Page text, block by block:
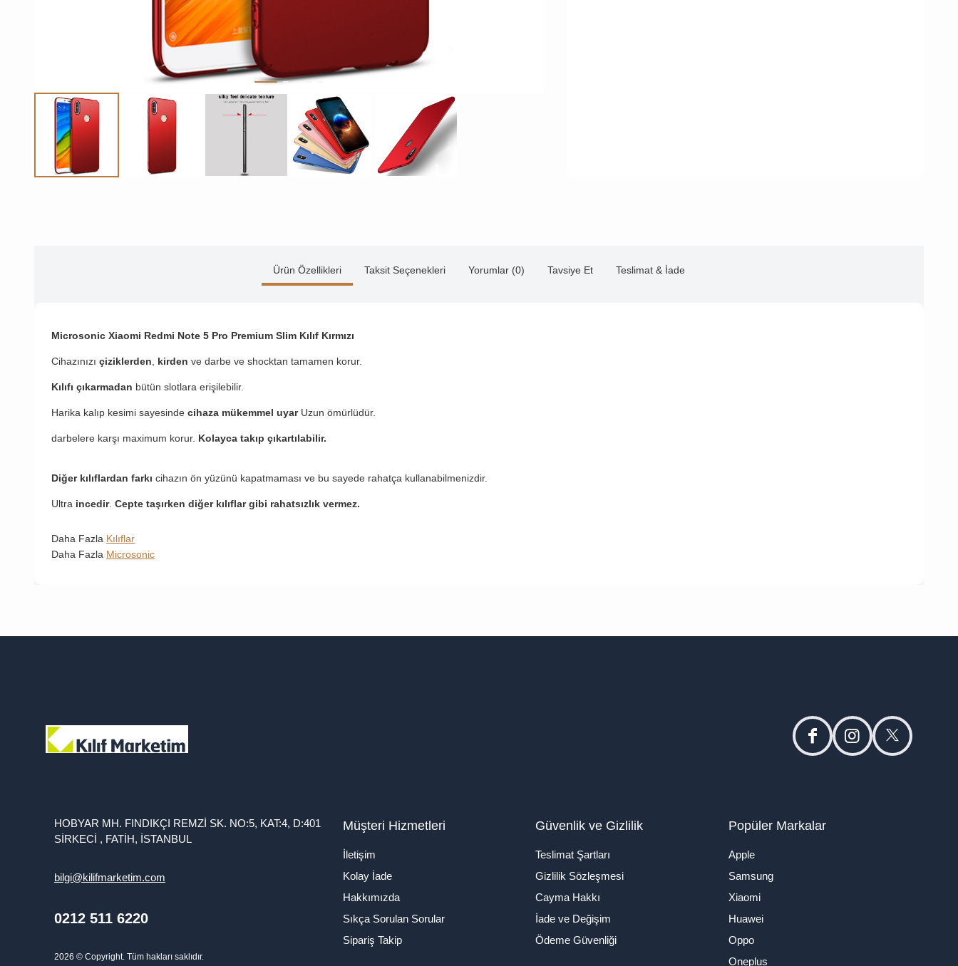
Ürün Özellikleri Taksit Seçenekleri Yorumlar (0) Tavsiye Et Teslimat & İade
Microsonic Xiaomi Redmi Note 5 Pro Premium Slim Kılıf Kırmızı
Cihazınızı çiziklerden kirden ve darbe ve shocktan tamamen korur.
Kılıfı çıkarmadan bütün slotlara erişilebilir.
Harika kalıp kesimi sayesinde cihaza mükemmel uyar Uzun ömürlüdür.
darbelere karşı maximum korur. Kolayca takıp çıkartılabilir.
Diğer kılıflardan farkı cihazın ön yüzünü kapatmaması ve bu sayede rahatça kullanabilmenizdir.
Ultra incedir. Cepte taşırken diğer kılıflar gibi rahatsızlık vermez.
Daha Fazla Kılıflar
Daha Fazla Microsonic
facebookinstagramtwitter
HOBYAR MH. FINDIKÇI REMZİ SK. NO:5, KAT:4, D:401
SİRKECİ , FATİH, İSTANBUL
bilgi@kilifmarketim.com
0212 511 6220
2026 © Copyright. Tüm hakları saklıdır.
Müşteri Hizmetleri
İletişim
Kolay İade
Hakkımızda
Sıkça Sorulan Sorular
Sipariş Takip
Güvenlik ve Gizlilik
Teslimat Şartları
Gizlilik Sözleşmesi
Cayma Hakkı
İade ve Değişim
Ödeme Güvenliği
Popüler Markalar
Apple
Samsung
Xiaomi
Huawei
Oppo
Oneplus